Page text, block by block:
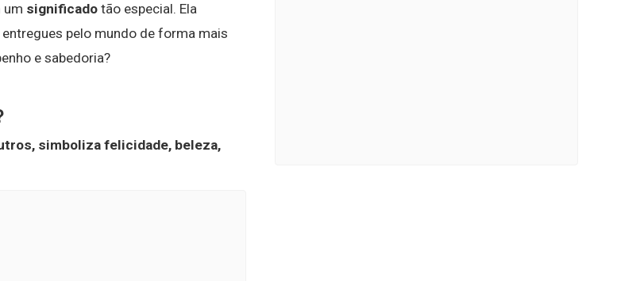
um significado tão especial. Ela
pelo mundo de forma mais
e sabedoria?
simboliza felicidade, beleza,